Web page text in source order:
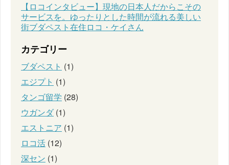
【ロコインタビュー】現地の日本人だからこその
サービスを。ゆったりとした時間が流れる美しい
街ブダペスト在住ロコ・ケイさん
カテゴリー
ブダペスト (1)
エジプト (1)
タンゴ留学 (28)
ウガンダ(1)
エストニア (1)
ロコ活 (12)
深セン (1)